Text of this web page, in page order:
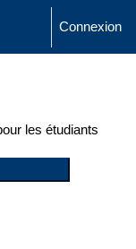
Connexion
les étudiants